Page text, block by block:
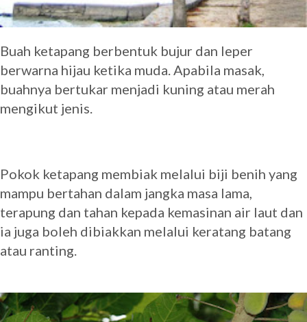
Buah ketapang berbentuk bujur dan leper
berwarna hijau ketika muda. Apabila masak,
buahnya bertukar menjadi kuning atau merah
mengikut jenis.
Pokok ketapang membiak melalui biji benih yang
mampu bertahan dalam jangka masa lama,
terapung dan tahan kepada kemasinan air laut dan
ia juga boleh dibiakkan melalui keratang batang
atau ranting.